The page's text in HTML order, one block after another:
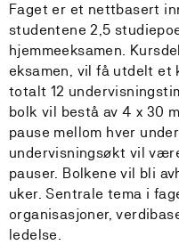
Faget er et nettbasert
studentene 2,5
hjemmeeksamen.
eksamen, vil få utdelt et
totalt 12
bolk vil bestå av 4 x 30
pause mellom hver
undervisningsøkt vil
pauser. Bolkene vil bli
uker. Sentrale tema i
organisasjoner,
ledelse.